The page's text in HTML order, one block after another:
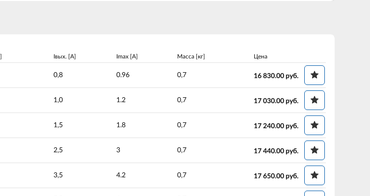
Iвых. [A] Imax [A] Масса [кг] Цена
0,8 0.96 0,7 16 830.00 руб.
1,0 1.2 0,7 17 030.00 руб.
1,5 1.8 0,7 17 240.00 руб.
2,5 3 0,7 17 440.00 руб.
3,5 4.2 0,7 17 650.00 руб.